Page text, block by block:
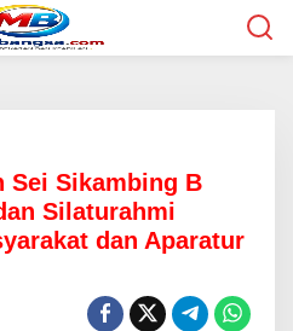
Sei Sikambing B
Silaturahmi
dan Aparatur